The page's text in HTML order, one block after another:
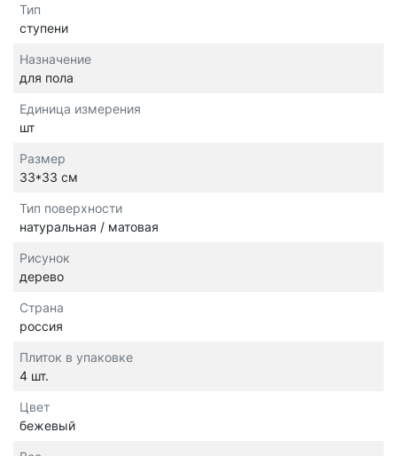
Тип
ступени
Назначение
для пола
Единица измерения
шт
Размер
33*33 см
Тип поверхности
натуральная / матовая
Рисунок
дерево
Страна
россия
Плиток в упаковке
4 шт.
Цвет
бежевый